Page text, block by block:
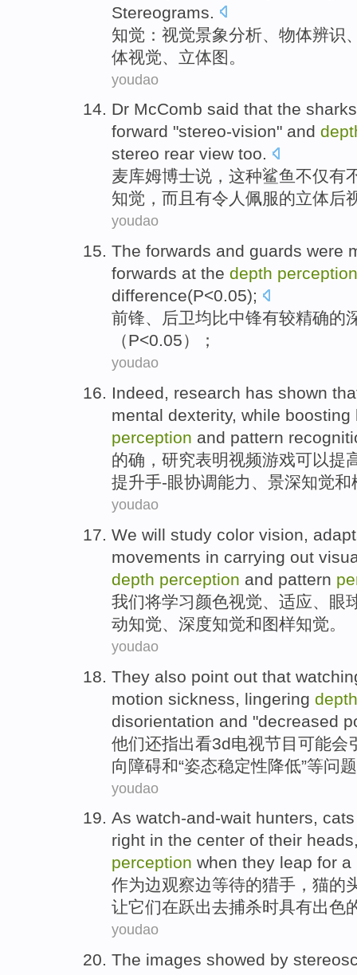
Stereograms
知觉 ： 视觉景象分析 物体辨识
体视觉 立体图 。
youdao
Dr McComb said that the sharks
forward "stereo-vision" and
stereo rear view too.
麦库姆博士说 ， 这种鲨鱼不仅有
知觉 ， 而且 有令人佩服的立体后
youdao
The forwards and guards were
forwards at the depth perception
difference(P<0.05);
前锋、 后卫均比中锋有较精确的
（P<0.05）；
youdao
Indeed, research has shown
mental dexterity, while boosting
perception and pattern
的确 ， 研究表明视频游戏可以提
提升手-眼协调能力 、 景深知觉和
youdao
We will study color vision,
movements in carrying out
depth perception and pattern
我们将学习颜色视觉、 适应、 眼
动知觉、 深度知觉和 图样知觉。
youdao
They also point out that
motion sickness
lingering depth
disorientation and "decreased
他们还指出看3d电视节目可能会
向障碍和“姿态稳定性降低”等问题
youdao
As watch-and-wait hunters, cats
right in the center of their heads
perception when they leap for a
作为边观察边等待的猎手 ， 猫的
让它们在跃出去捕杀时具有出色
youdao
The images showed by